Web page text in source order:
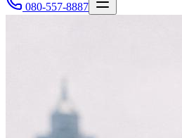
080-557-8887